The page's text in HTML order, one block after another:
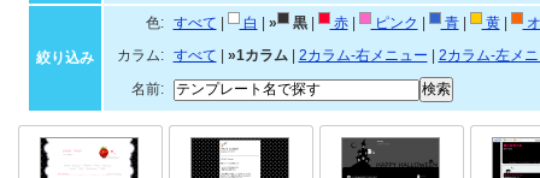
絞り込み
色: すべて 白 » 黒| 赤| ピンク 青| 黄|
カラム:
すべて »1カラム| 2カラム-右メニュー
2カラム-左メ
名前: